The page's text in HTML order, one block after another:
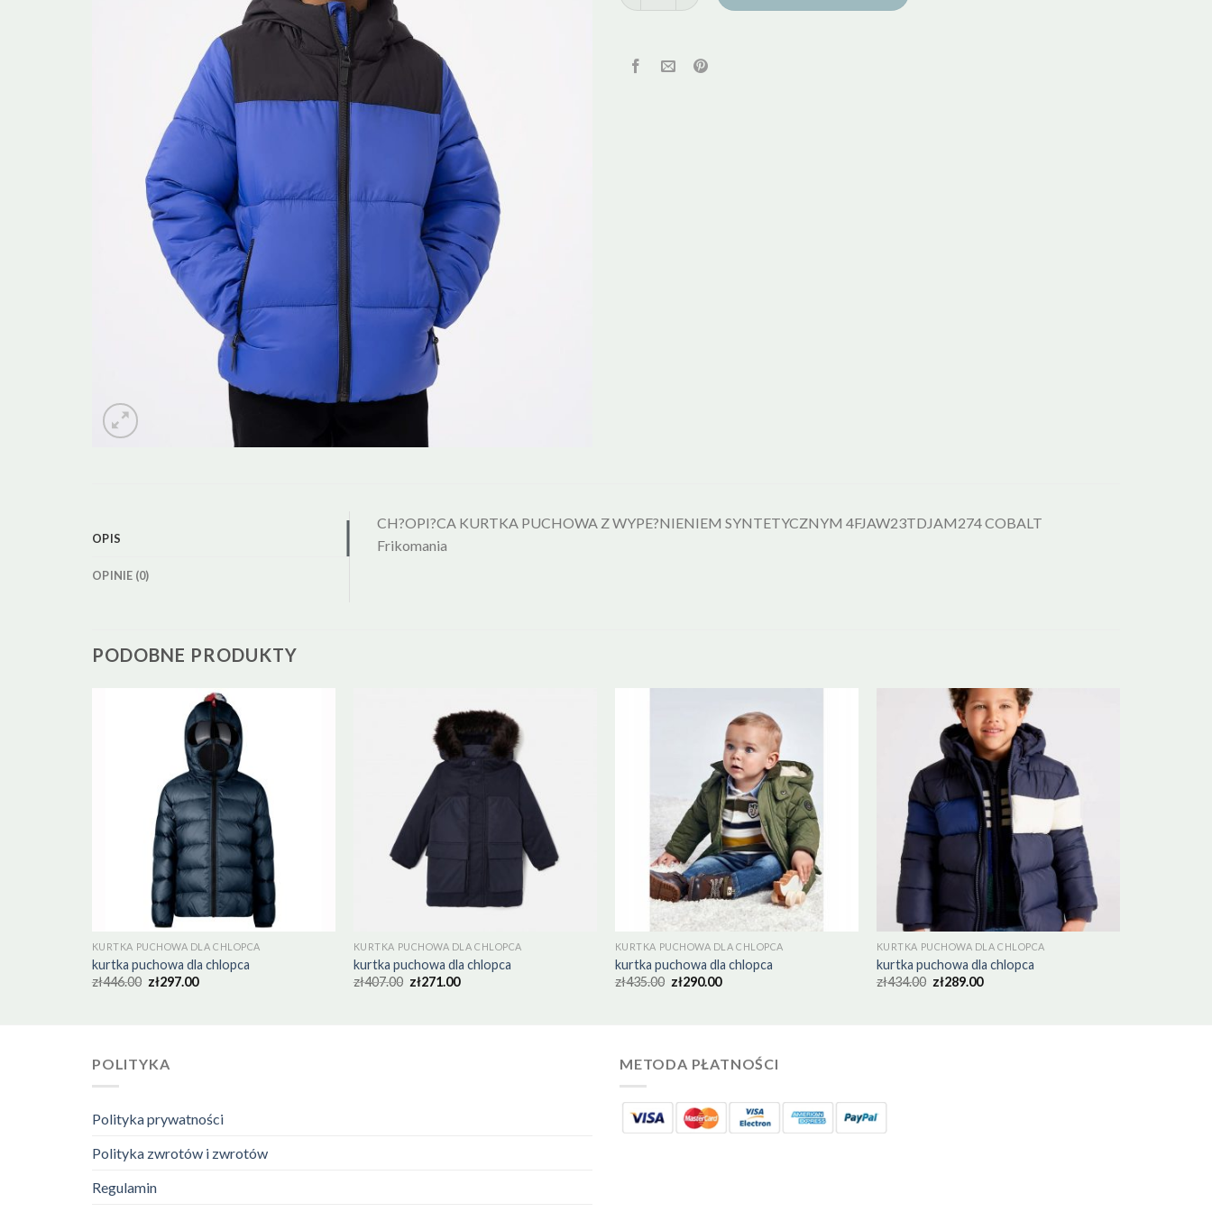
OPIS
OPINIE (0)
CH?OPI?CA KURTKA PUCHOWA Z WYPE?NIENIEM SYNTETYCZNYM 4FJAW23TDJAM274 COBALT
Frikomania
PODOBNE PRODUKTY
KURTKA PUCHOWA DLA CHLOPCA
kurtka puchowa dla chlopca
zł446.00 zł297.00
KURTKA PUCHOWA DLA CHLOPCA
kurtka puchowa dla chlopca
zł407.00 zł271.00
KURTKA PUCHOWA DLA CHLOPCA
kurtka puchowa dla chlopca
zł435.00 zł290.00
KURTKA PUCHOWA DLA CHLOPCA
kurtka puchowa dla chlopca
zł434.00 zł289.00
POLITYKA
Polityka prywatności
Polityka zwrotów i zwrotów
Regulamin
METODA PŁATNOŚCI